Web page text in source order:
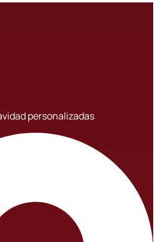
personalizadas